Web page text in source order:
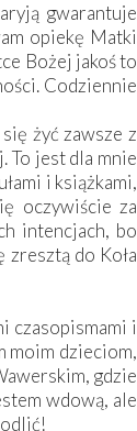
gwarantuje
opiekę Matki
Bożej jakoś to
Codziennie
żyć zawsze z
To jest dla mnie
i książkami,
oczywiście za
intencjach, bo
do Koła
czasopismami i
moim dzieciom,
gdzie
wdową, ale